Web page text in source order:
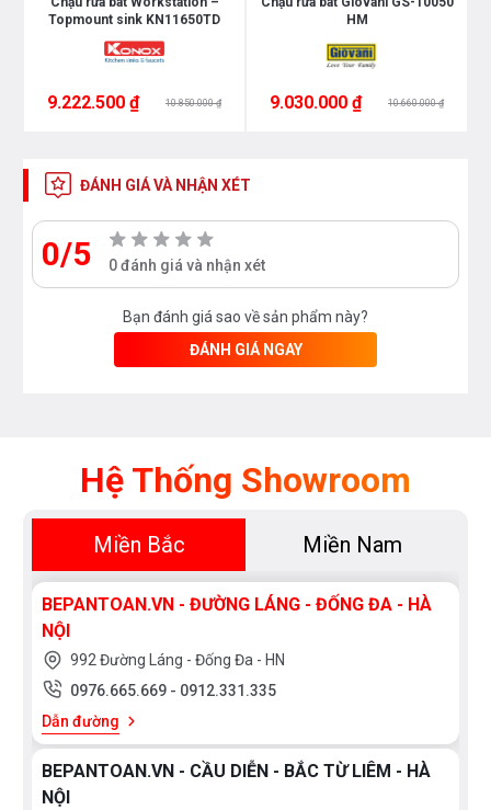
Thông tin về chậu rửa bát Bello BL - C580
* Mã sản phẩm: BL - C580
* Độ dày: 1.5mm và vành: 5.0mm
* Chủng loại: chậu rửa bát 2 hố chống ồn
Bạn quan tâm tới những sản phẩm chậu rửa bát cũng
như các sản phẩm thiết bị phòng tắm và thiết bị nhà
bếp vui lòng liên hệ với chúng tôi theo
0976665669 - 0912331335để có giá tốt nhất hoặc tới
trực tiếp địa chỉ hệ thống của Bếp an toàn để được tư
vấn tốt nhất từ các nhân viên bán hàng của chúng
tôi!
Topmount sink KN11650TD
9.222.500 ₫ 10.850.000 ₫
HM
9.030.000 ₫ 10.660.000 ₫
ĐÁNH GIÁ VÀ NHẬN XÉT
0/5 0 đánh giá và nhận xét
Bạn đánh giá sao về sản phẩm này?
ĐÁNH GIÁ NGAY
Hệ Thống Showroom
Miền Bắc Miền Nam
BEPANTOAN.VN - ĐƯỜNG LÁNG - ĐỐNG ĐA - HÀ
NỘI
992 Đường Láng - Đống Đa - HN
0976.665.669 - 0912.331.335
Dẫn đường
BEPANTOAN.VN - CẦU DIỄN - BẮC TỪ LIÊM - HÀ
NỘI